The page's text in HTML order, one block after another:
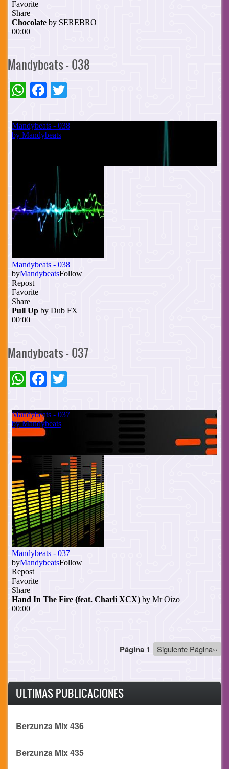
Mandybeats - 038
WhatsApp
Facebook
Mandybeats - 037
WhatsApp
Facebook
Página 1
Siguiente
página
Siguiente Página››
ULTIMAS PUBLICACIONES
Berzunza Mix 436
Berzunza Mix 435